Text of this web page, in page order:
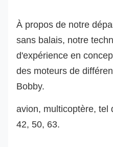
À propos de notre
sans balais, notre
d'expérience en
des moteurs de
Bobby.
avion, multicoptère, tel
42, 50, 63.